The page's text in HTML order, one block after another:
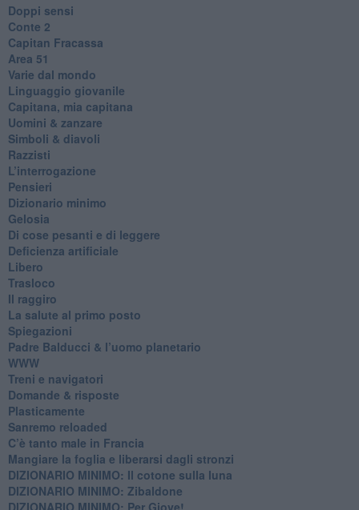
Doppi sensi
​Conte 2
​Capitan Fracassa
​Area 51
Varie dal mondo
​Linguaggio giovanile
​Capitana, mia capitana
Uomini & zanzare
​Simboli & diavoli
Razzisti
​L’interrogazione
Pensieri
​Dizionario minimo
Gelosia
Di cose pesanti e di leggere
​Deficienza artificiale
Libero
Trasloco
Il raggiro
​La salute al primo posto
Spiegazioni
Padre Balducci & l’uomo planetario
WWW
​Treni e navigatori
​Domande & risposte
​Plasticamente
Sanremo reloaded
C’è tanto male in Francia
​Mangiare la foglia e liberarsi dagli stronzi
DIZIONARIO MINIMO: Il cotone sulla luna
DIZIONARIO MINIMO: Zibaldone
DIZIONARIO MINIMO: Per Giove!